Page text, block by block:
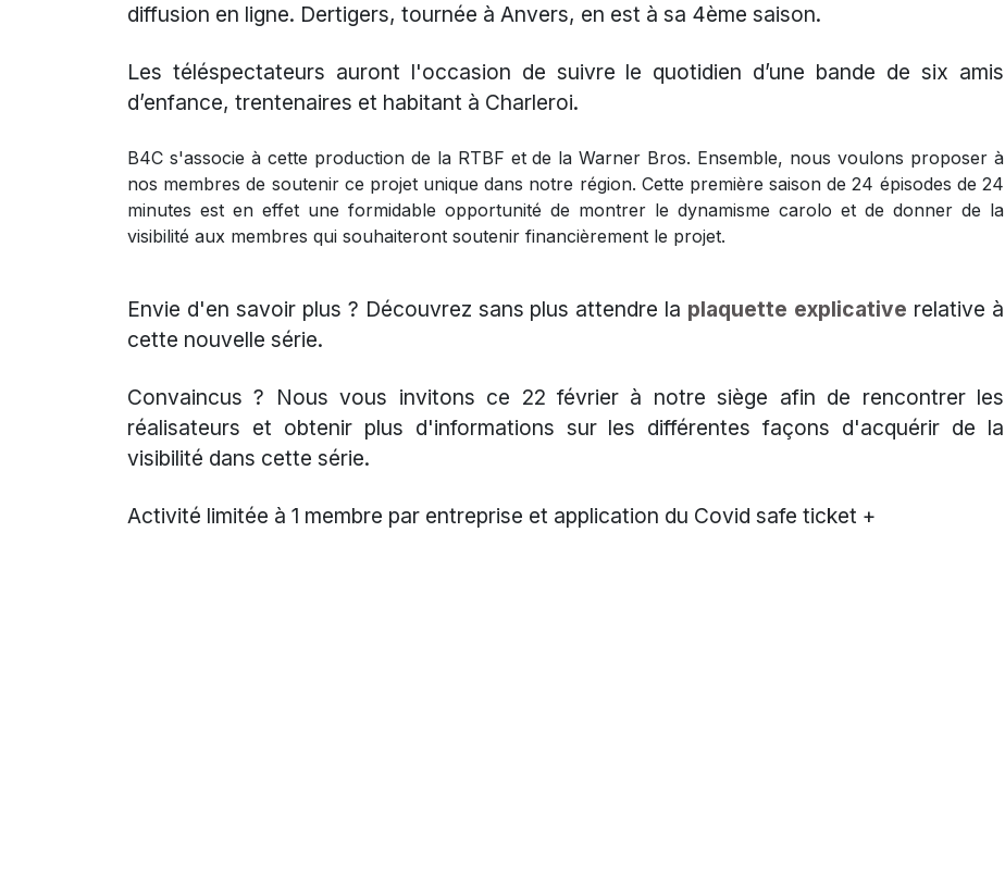
diffusion en ligne. Dertigers, tournée à Anvers, en est à sa 4ème saison.
Les téléspectateurs auront l'occasion de suivre le quotidien d’une bande de six amis
d’enfance, trentenaires et habitant à Charleroi.
B4C s'associe à cette production de la RTBF et de la Warner Bros. Ensemble, nous voulons proposer à
nos membres de soutenir ce projet unique dans notre région. Cette première saison de 24 épisodes de 24
minutes est en effet une formidable opportunité de montrer le dynamisme carolo et de donner de la
visibilité aux membres qui souhaiteront soutenir financièrement le projet.
Envie d'en savoir plus ? Découvrez sans plus attendre la plaquette explicative relative à
cette nouvelle série.
Convaincus ? Nous vous invitons ce 22 février à notre siège afin de rencontrer les
réalisateurs et obtenir plus d'informations sur les différentes façons d'acquérir de la
visibilité dans cette série.
Activité limitée à 1 membre par entreprise et application du Covid safe ticket +